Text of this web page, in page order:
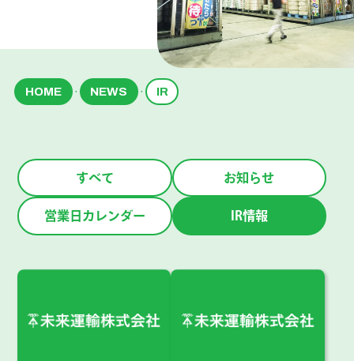
HOME ・ NEWS ・ IR
すべて お知らせ
営業日カレンダー IR情報